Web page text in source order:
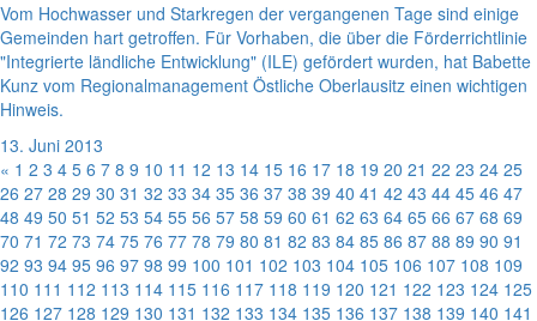
Vom Hochwasser und Starkregen der vergangenen Tage sind einige
Gemeinden hart getroffen. Für Vorhaben, die über die Förderrichtlinie
"Integrierte ländliche Entwicklung" (ILE) gefördert wurden, hat Babette
Kunz vom Regionalmanagement Östliche Oberlausitz einen wichtigen
Hinweis.
13. Juni 2013
« 1 2 3 4 5 6 7 8 9 10 11 12 13 14 15 16 17 18 19 20 21 22 23 24 25
26 27 28 29 30 31 32 33 34 35 36 37 38 39 40 41 42 43 44 45 46 47
48 49 50 51 52 53 54 55 56 57 58 59 60 61 62 63 64 65 66 67 68 69
70 71 72 73 74 75 76 77 78 79 80 81 82 83 84 85 86 87 88 89 90 91
92 93 94 95 96 97 98 99 100 101 102 103 104 105 106 107 108 109
110 111 112 113 114 115 116 117 118 119 120 121 122 123 124 125
126 127 128 129 130 131 132 133 134 135 136 137 138 139 140 141